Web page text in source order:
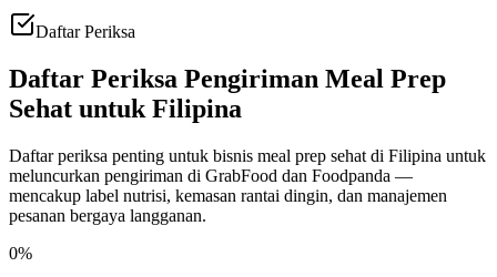
Daftar Periksa
Daftar Periksa Pengiriman Meal Prep
Sehat untuk Filipina
Daftar periksa penting untuk bisnis meal prep sehat di Filipina untuk
meluncurkan pengiriman di GrabFood dan Foodpanda —
mencakup label nutrisi, kemasan rantai dingin, dan manajemen
pesanan bergaya langganan.
0%